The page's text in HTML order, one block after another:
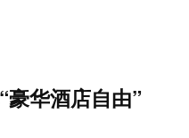
豪华酒店自由”